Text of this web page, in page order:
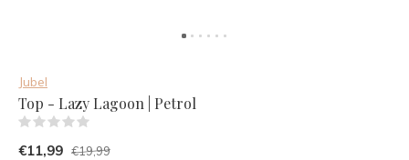
Jubel
Top - Lazy Lagoon | Petrol
€11,99 €19,99